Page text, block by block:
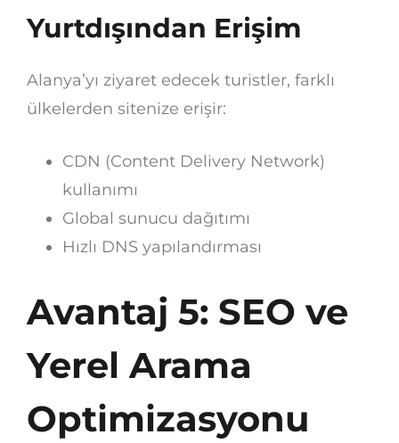
Yurtdışından Erişim
Alanya’yı ziyaret edecek turistler, farklı
ülkelerden sitenize erişir:
CDN (Content Delivery Network)
kullanımı
Global sunucu dağıtımı
Hızlı DNS yapılandırması
Avantaj 5: SEO ve
Yerel Arama
Optimizasyonu